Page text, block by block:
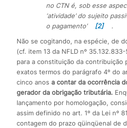
no CTN é, sob esse
‘atividade’ do sujeito
o pagamento’
[2]
.
Não se cogitando, na espécie, de
(cf. item 13 da NFLD nº
para a constituição da contribuição
exatos termos do parágrafo 4º do
cinco anos a contar da ocorrência
gerador da obrigação tributária.
lançamento por homologação,
assim definido no art. 1º da Lei nº
contagem do prazo qüinqüenal de